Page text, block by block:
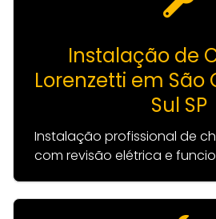
Instalação de
Lorenzetti em São
Sul SP
Instalação profissional de
com revisão elétrica e